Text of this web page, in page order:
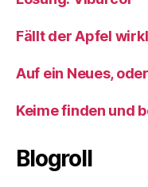
Fällt der Apfel
Auf ein Neues,
Keime finden und
Blogroll